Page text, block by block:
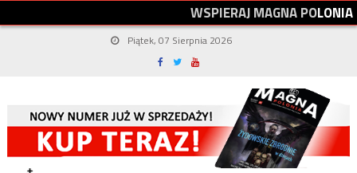
WSPIERAJMAGNAPOLONIA
Piątek, 07 Sierpnia 2026